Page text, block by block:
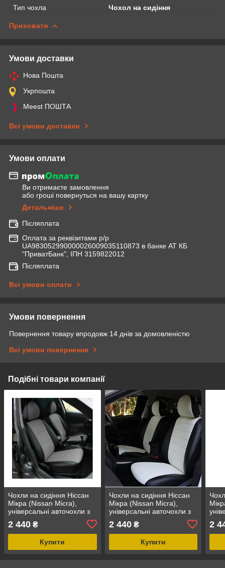
Тип чохла
Чохол на сидіння
Приховати
Умови доставки
Нова Пошта
Укрпошта
Meest ПОШТА
Всі умови доставки
Умови оплати
Ви отримаєте замовлення
або гроші повернуться на вашу картку
Детальніше
Післяплата
Оплата за реквізитами р/р
UA983052990000026009035110873 в банке АТ КБ
"ПриватБанк", ІПН 3159822012
Післяплата
Всі умови оплати
Умови повернення
Повернення товару впродовж 14 днів за домовленістю
Всі умови повернення
Подібні товари компанії
Чохли на сидіння Ніссан
Мікра (Nissan Micra),
універсальні авточохли з
екошкіри в Україні Чорно-
сірий
2 440 ₴
Купити
Чохли на сидіння Ніссан
Мікра (Nissan Micra),
універсальні авточохли з
екошкіри в Україні Чорно-
білий
2 440₴
Купити
2